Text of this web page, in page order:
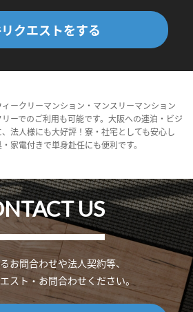
クエストをする
ークリーマンション・マンスリーマンション
ーでのご利用も可能です。大阪への連泊・ビジ
法人様にも大好評！寮・社宅としても安心し
家電付きで単身赴任にも便利です。
US
お問合わせや法人契約等、
スト・お問合わせください。